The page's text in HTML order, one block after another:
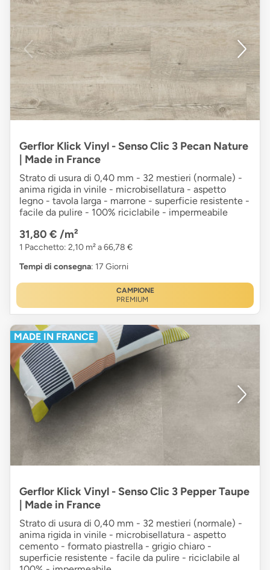
Gerflor Klick Vinyl - Senso Clic 3 Pecan Nature
| Made in France
Strato di usura di 0,40 mm - 32 mestieri (normale) -
anima rigida in vinile - microbisellatura - aspetto
legno - tavola larga - marrone - superficie resistente -
facile da pulire - 100% riciclabile - impermeabile
31,80 € /m²
1 Pacchetto: 2,10 m² a 66,78 €
Tempi di consegna: 17 Giorni
CAMPIONE
PREMIUM
MADE IN FRANCE
Gerflor Klick Vinyl - Senso Clic 3 Pepper Taupe
| Made in France
Strato di usura di 0,40 mm - 32 mestieri (normale) -
anima rigida in vinile - microbisellatura - aspetto
cemento - formato piastrella - grigio chiaro -
superficie resistente - facile da pulire - riciclabile al